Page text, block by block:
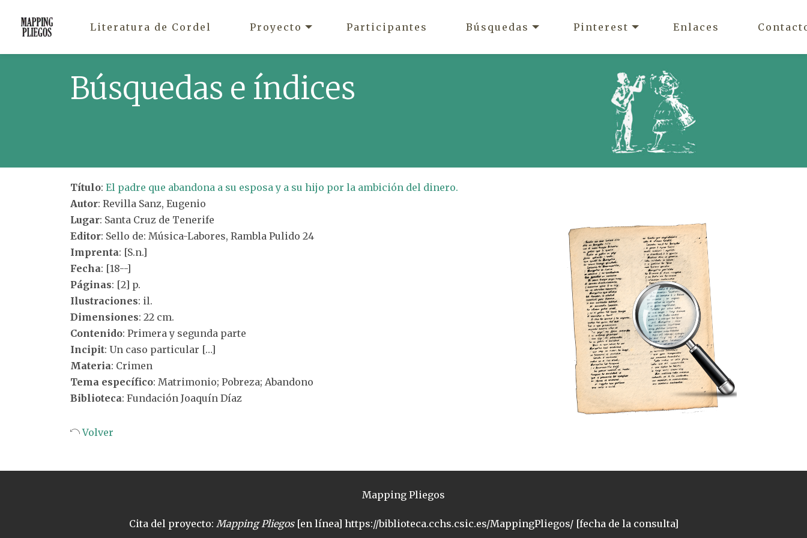
Literatura de Cordel Proyecto Participantes Búsquedas Pinterest Enlaces
Búsquedas e índices
Título: El padre que abandona a su esposa y a su hijo por la ambición del dinero.
Autor: Revilla Sanz, Eugenio
Lugar: Santa Cruz de Tenerife
Editor: Sello de: Música-Labores, Rambla Pulido 24
Imprenta: [S.n.]
Fecha: [18--]
Páginas: [2] p.
Ilustraciones: il.
Dimensiones: 22 cm.
Contenido: Primera y segunda parte
Incipit: Un caso particular […]
Materia: Crimen
Tema específico: Matrimonio; Pobreza; Abandono
Biblioteca: Fundación Joaquín Díaz
Volver
Mapping Pliegos
Cita del proyecto: Mapping Pliegos[en línea] https://biblioteca.cchs.csic.es/MappingPliegos/ [fecha de la consulta]